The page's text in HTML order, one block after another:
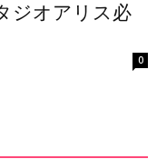
ジオアリス必
0